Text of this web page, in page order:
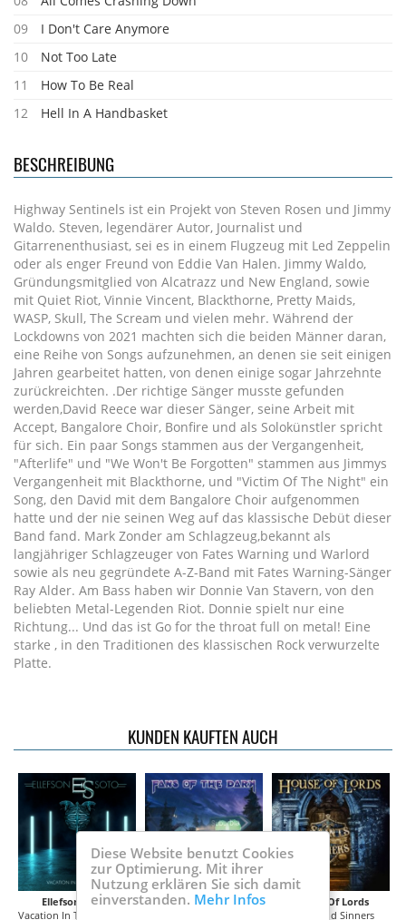
09
I Don't Care Anymore
10
Not Too Late
11
How To Be Real
12
Hell In A Handbasket
BESCHREIBUNG
Highway Sentinels ist ein Projekt von Steven Rosen und Jimmy
Waldo. Steven, legendärer Autor, Journalist und
Gitarrenenthusiast, sei es in einem Flugzeug mit Led Zeppelin
oder als enger Freund von Eddie Van Halen. Jimmy Waldo,
Gründungsmitglied von Alcatrazz und New England, sowie
mit Quiet Riot, Vinnie Vincent, Blackthorne, Pretty Maids,
WASP, Skull, The Scream und vielen mehr. Während der
Lockdowns von 2021 machten sich die beiden Männer daran,
eine Reihe von Songs aufzunehmen, an denen sie seit einigen
Jahren gearbeitet hatten, von denen einige sogar Jahrzehnte
zurückreichten. .Der richtige Sänger musste gefunden
werden,David Reece war dieser Sänger, seine Arbeit mit
Accept, Bangalore Choir, Bonfire und als Solokünstler spricht
für sich. Ein paar Songs stammen aus der Vergangenheit,
"Afterlife" und "We Won't Be Forgotten" stammen aus Jimmys
Vergangenheit mit Blackthorne, und "Victim Of The Night" ein
Song, den David mit dem Bangalore Choir aufgenommen
hatte und der nie seinen Weg auf das klassische Debüt dieser
Band fand. Mark Zonder am Schlagzeug,bekannt als
langjähriger Schlagzeuger von Fates Warning und Warlord
sowie als neu gegründete A-Z-Band mit Fates Warning-Sänger
Ray Alder. Am Bass haben wir Donnie Van Stavern, von den
beliebten Metal-Legenden Riot. Donnie spielt nur eine
Richtung... Und das ist Go for the throat full on metal! Eine
starke , in den Traditionen des klassischen Rock verwurzelte
Platte.
KUNDEN KAUFTEN AUCH
Ellefson / Soto
Vacation In The Underground
Fans of the Dark
House Of Lords
Saints And Sinners
Diese Website benutzt Cookies
zur Optimierung. Mit ihrer
Nutzung erklären Sie sich damit
einverstanden. Mehr Infos